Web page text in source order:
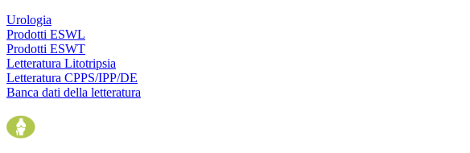
Urologia
Prodotti ESWL
Prodotti ESWT
Letteratura Litotripsia
Letteratura CPPS/IPP/DE
Banca dati della letteratura